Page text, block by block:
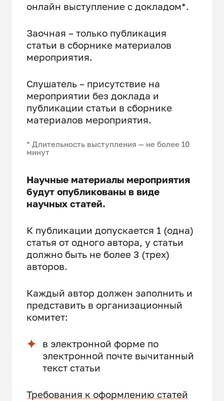
онлайн выступление с докладом*.
Заочная – только публикация
статьи в сборнике материалов
мероприятия.
Слушатель – присутствие на
мероприятии без доклада и
публикации статьи в сборнике
материалов мероприятия.
* Длительность выступления — не более 10
минут
Научные материалы мероприятия
будут опубликованы в виде
научных статей.
К публикации допускается 1 (одна)
статья от одного автора, у статьи
должно быть не более 3 (трех)
авторов.
Каждый автор должен заполнить и
представить в организационный
комитет:
в электронной форме по
электронной почте вычитанный
текст статьи
Требования к оформлению статей